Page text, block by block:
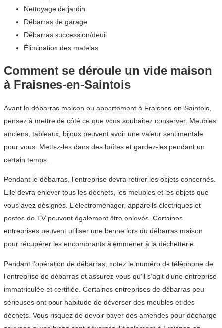
Nettoyage de jardin
Débarras de garage
Débarras succession/deuil
Élimination des matelas
Comment se déroule un vide maison
à Fraisnes-en-Saintois
Avant le débarras maison ou appartement à Fraisnes-en-Saintois,
pensez à mettre de côté ce que vous souhaitez conserver. Meubles
anciens, tableaux, bijoux peuvent avoir une valeur sentimentale
pour vous. Mettez-les dans des boîtes et gardez-les pendant un
certain temps.
Pendant le débarras, l’entreprise devra retirer les objets concernés.
Elle devra enlever tous les déchets, les meubles et les objets que
vous avez désignés. L’électroménager, appareils électriques et
postes de TV peuvent également être enlevés. Certaines
entreprises peuvent utiliser une benne lors du débarras maison
pour récupérer les encombrants à emmener à la déchetterie.
Pendant l’opération de débarras, notez le numéro de téléphone de
l’entreprise de débarras et assurez-vous qu’il s’agit d’une entreprise
immatriculée et certifiée. Certaines entreprises de débarras peu
sérieuses ont pour habitude de déverser des meubles et des
déchets. Vous risquez de devoir payer des amendes pour décharge